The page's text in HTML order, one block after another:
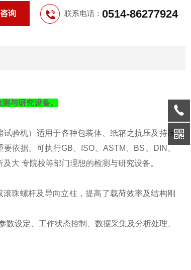
询 联系电话： 0514-86277924
与研究设备。
试验机）适用于各种包装体、纸箱之抗压及持压
依据。可执行GB、ISO、ASTM、BS、DIN、
大 专院校等部门理想的检测与研究设备。
珠螺杆及导向立柱，提高了载荷效率及结构刚
设定、工作状态控制、数据采集及分析处理、